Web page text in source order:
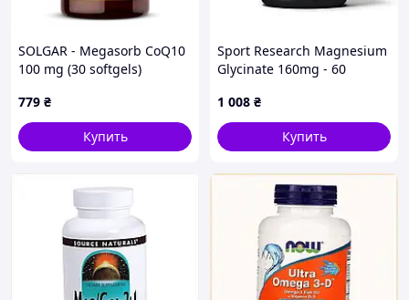
SOLGAR - Megasorb CoQ10
100 mg (30 softgels)
779 ₴
Купить
Sport Research Magnesium
Glycinate 160mg - 60
1 008 ₴
Купить